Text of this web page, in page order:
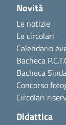
Novità
Le notizie
Le circolari
Calendario
Bacheca
Bacheca
Concorso
Circolari
Didattica